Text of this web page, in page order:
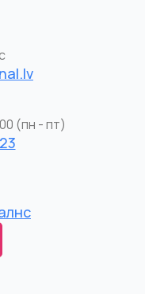
(пн - пт)